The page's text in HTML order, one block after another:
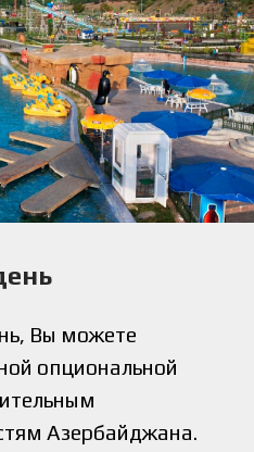
Вы можете
опциональной
Азербайджана.